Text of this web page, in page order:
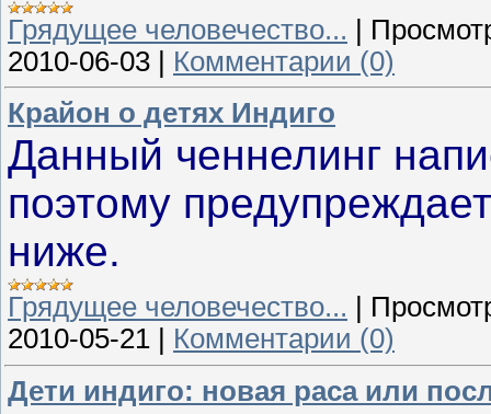
Грядущее человечество... |
2010-06-03 | Комментарии (0)
Крайон о детях Индиго
Данный ченнелинг
поэтому
ниже.
Грядущее человечество...
2010-05-21
Комментарии (0)
Дети индиго: новая раса или